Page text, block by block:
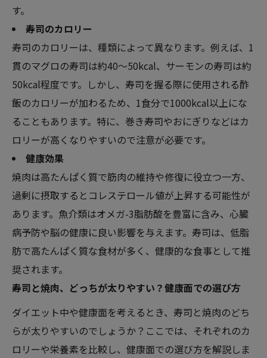
す。
寿司のカロリー
寿司のカロリーは、種類によって異なります。例えば、1
貫のマグロの寿司は約40～50kcal、サーモンの寿司は約
50kcal程度です。しかし、寿司を握る際に使用される酢
飯のカロリーが加わるため、1食分で1000kcal以上にな
ることもあります。特に、巻き寿司やおにぎりなどはカ
ロリーが高くなりやすいので注意が必要です。
健康効果
焼肉は高たんぱく質で筋肉の維持や修復に役立つ一方、
過剰に摂取するとコレステロール値が上昇する可能性が
あります。魚介類はオメガ-3脂肪酸を豊富に含み、心臓
病予防や脳の健康に良い影響を与えます。寿司は、低脂
肪で高たんぱく質な食材が多く、健康的な食事として推
奨されます。
寿司と焼肉、どっちが太りやすい？健康面での選び方
ダイエット中や健康面を考えるとき、寿司と焼肉のどち
らが太りやすいのでしょうか？ここでは、それぞれのカ
ロリーや栄養素を比較し、健康面での選び方を解説しま